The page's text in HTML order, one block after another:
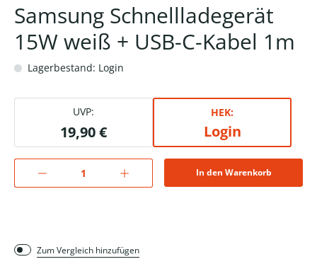
Samsung Schnellladegerät
15W weiß + USB-C-Kabel 1m
Lagerbestand: Login
UVP:
19,90 €
HEK:
Login
In den Warenkorb
Zum Vergleich hinzufügen